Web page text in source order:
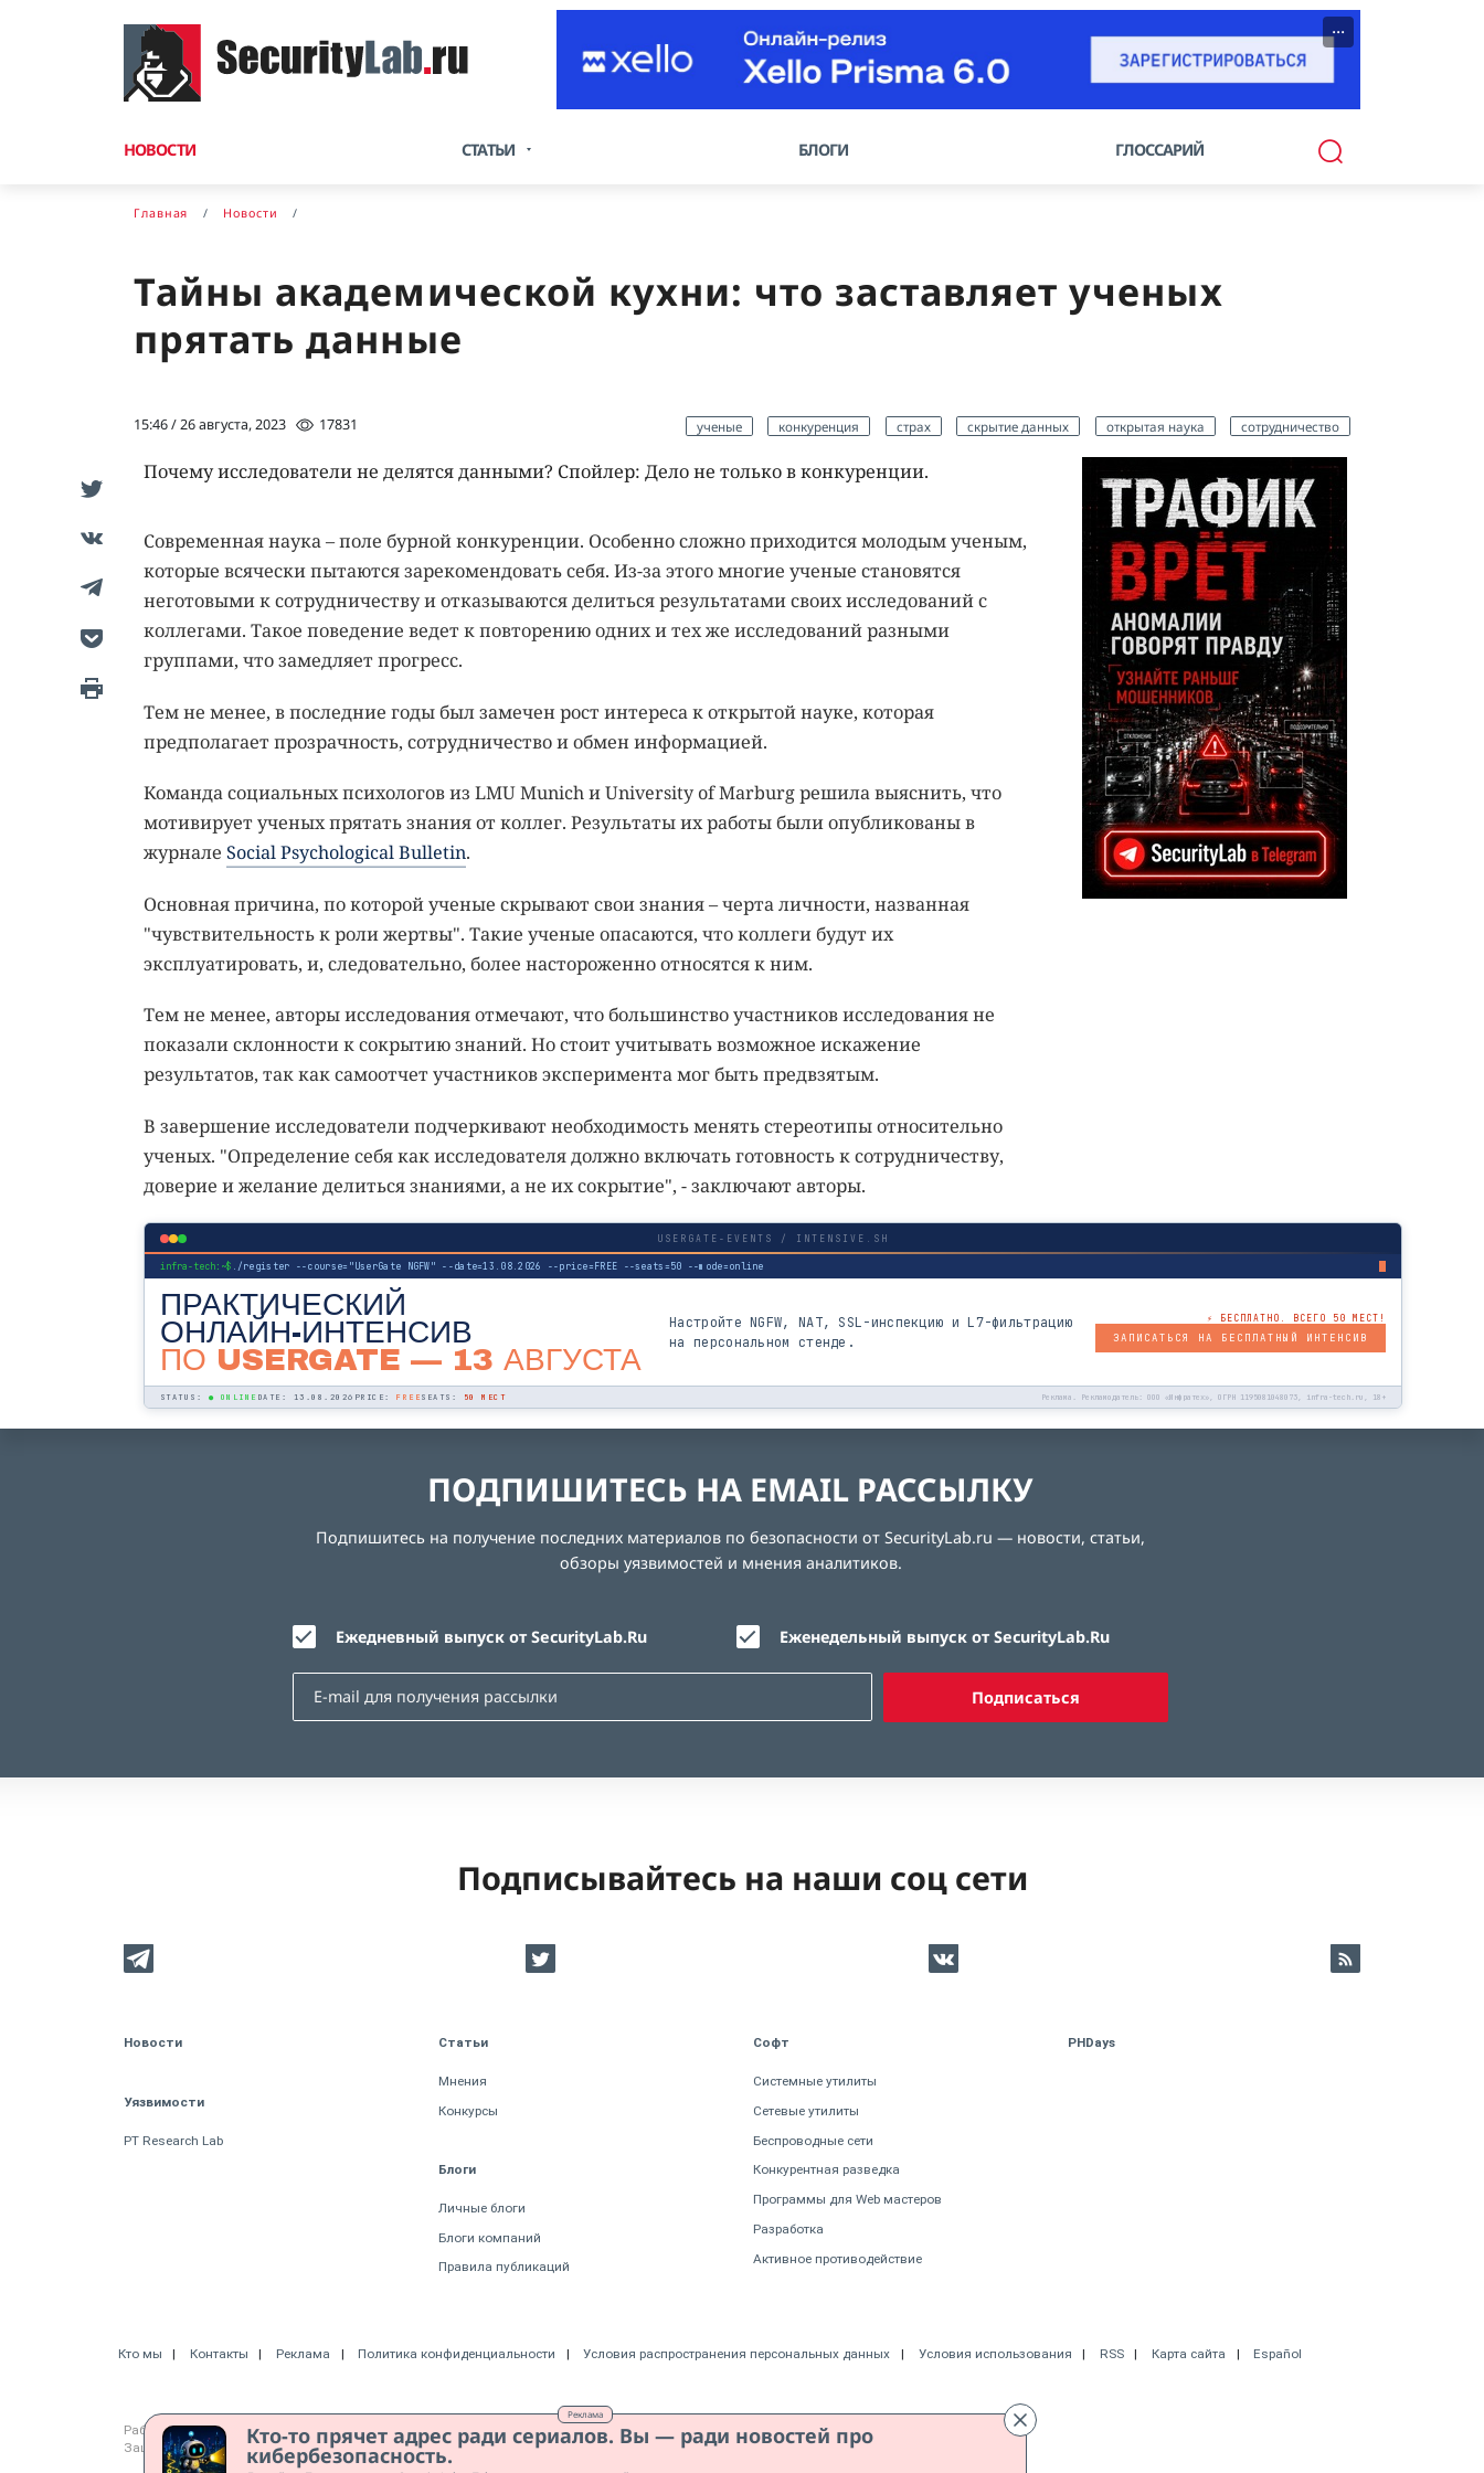
···
НОВОСТИ СТАТЬИ БЛОГИ ГЛОССАРИЙ
Реклама
Кто-то прячет адрес ради сериалов. Вы — ради новостей про
кибербезопасность.
Главная Новости
Тайны академической кухни: что заставляет ученых
прятать данные
15:46 / 26 августа, 2023 17831 ученые конкуренция страх скрытие данных открытая наука сотрудничество
Почему исследователи не делятся данными? Спойлер: Дело не только в конкуренции.
Современная наука – поле бурной конкуренции. Особенно сложно приходится молодым ученым,
которые всячески пытаются зарекомендовать себя. Из-за этого многие ученые становятся
неготовыми к сотрудничеству и отказываются делиться результатами своих исследований с
коллегами. Такое поведение ведет к повторению одних и тех же исследований разными
группами, что замедляет прогресс.
Тем не менее, в последние годы был замечен рост интереса к открытой науке, которая
предполагает прозрачность, сотрудничество и обмен информацией.
Команда социальных психологов из LMU Munich и University of Marburg решила выяснить, что
мотивирует ученых прятать знания от коллег. Результаты их работы были опубликованы в
журнале Social Psychological Bulletin.
Основная причина, по которой ученые скрывают свои знания – черта личности, названная
"чувствительность к роли жертвы". Такие ученые опасаются, что коллеги будут их
эксплуатировать, и, следовательно, более настороженно относятся к ним.
Тем не менее, авторы исследования отмечают, что большинство участников исследования не
показали склонности к сокрытию знаний. Но стоит учитывать возможное искажение
результатов, так как самоотчет участников эксперимента мог быть предвзятым.
В завершение исследователи подчеркивают необходимость менять стереотипы относительно
ученых. "Определение себя как исследователя должно включать готовность к сотрудничеству,
доверие и желание делиться знаниями, а не их сокрытие", - заключают авторы.
USERGATE-EVENTS / INTENSIVE.SH
infra-tech:~$ ./register --course="UserGate NGFW" --date=13.08.2026 --price=FREE --seats=50 --mode=online
ПРАКТИЧЕСКИЙ
ОНЛАЙН-ИНТЕНСИВ
ПО USERGATE — 13 АВГУСТА
Настройте NGFW, NAT, SSL-инспекцию и L7-фильтрацию
на персональном стенде.
⚡ БЕСПЛАТНО. ВСЕГО 50 МЕСТ!
ЗАПИСАТЬСЯ НА БЕСПЛАТНЫЙ ИНТЕНСИВ
STATUS: ● ONLINE DATE: 13.08.2026 PRICE: FREE SEATS: 50 МЕСТ Реклама. Рекламодатель: ООО «Инфратех», ОГРН 1195081048073, infra-tech.ru, 18+
ПОДПИШИТЕСЬ НА EMAIL РАССЫЛКУ
Подпишитесь на получение последних материалов по безопасности от SecurityLab.ru — новости, статьи,
обзоры уязвимостей и мнения аналитиков.
Ежедневный выпуск от SecurityLab.Ru Еженедельный выпуск от SecurityLab.Ru
Подписаться
Подписывайтесь на наши соц сети
Новости
Уязвимости
PT Research Lab
Статьи
Мнения
Конкурсы
Блоги
Личные блоги
Блоги компаний
Правила публикаций
Софт
Системные утилиты
Сетевые утилиты
Беспроводные сети
Конкурентная разведка
Программы для Web мастеров
Разработка
Активное противодействие
PHDays
Кто мы Контакты Реклама Политика конфиденциальности Условия распространения персональных данных Условия использования RSS Карта сайта Español
Работает на CMS "1С-Битрикс: Управление сайтом"
Защищено CURATOR